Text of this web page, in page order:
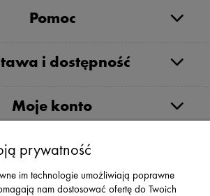
Pomoc
i dostępność
Moje konto
Serwis
prywatność
im technologie umożliwiają poprawne
nam dostosować ofertę do Twoich